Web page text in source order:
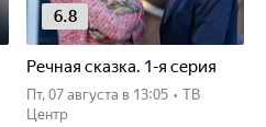
6.8
Речная сказка. 1-я серия
пт, 07 августа в 13:05 • ТВ
Центр